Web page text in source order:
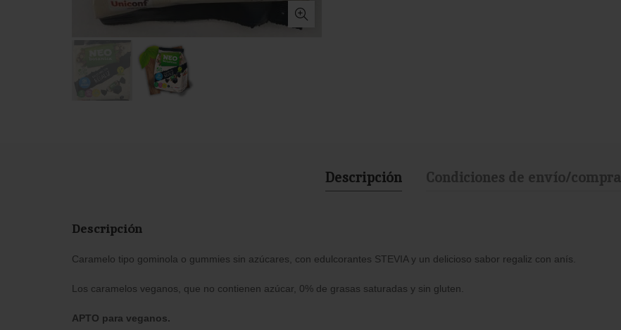
Descripción Condiciones de envío/compra
Descripción
Caramelo tipo gominola o gummies sin azúcares, con edulcorantes STEVIA y un delicioso sabor regaliz con anís.
Los caramelos veganos, que no contienen azúcar, 0% de grasas saturadas y sin gluten.
APTO para veganos.